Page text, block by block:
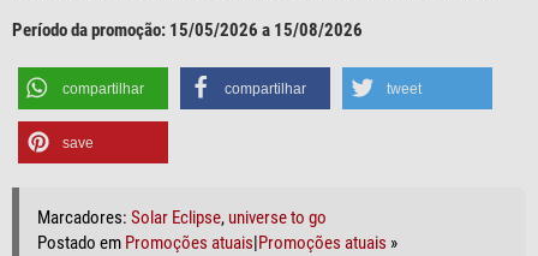
Período da promoção: 15/05/2026 a 15/08/2026
compartilhar compartilhar tweet
save
Marcadores: Solar Eclipse, universe to go
Postado em Promoções atuais|Promoções atuais »